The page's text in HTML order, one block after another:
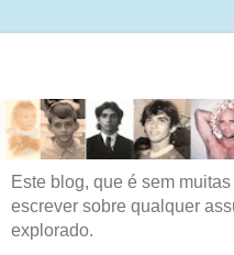
Este blog, que é sem
escrever sobre qualquer
explorado.